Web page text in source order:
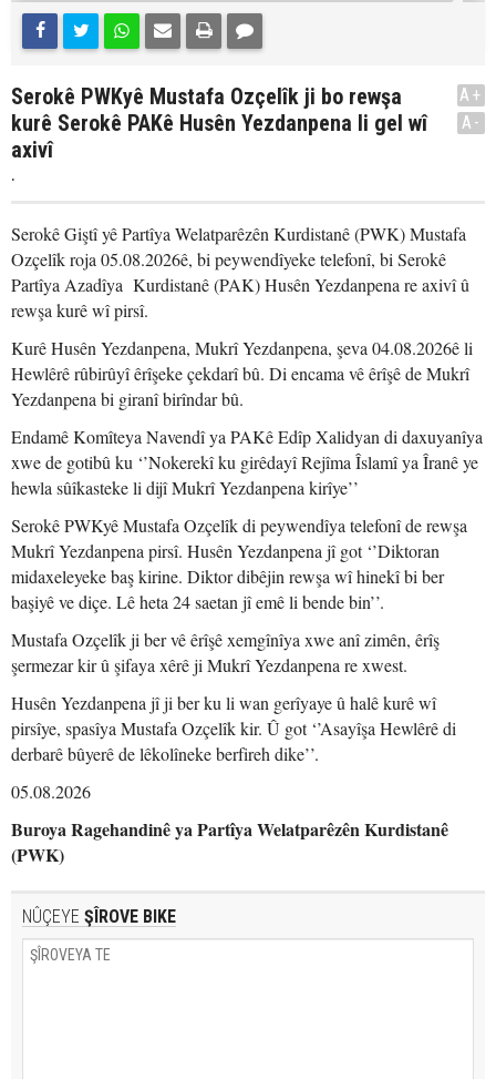
Serokê PWKyê Mustafa Ozçelîk ji bo rewşa
kurê Serokê PAKê Husên Yezdanpena li gel wî
axivî
.
A+
A-
Serokê Giştî yê Partîya Welatparêzên Kurdistanê (PWK) Mustafa
Ozçelîk roja 05.08.2026ê, bi peywendîyeke telefonî, bi Serokê
Partîya Azadîya Kurdistanê (PAK) Husên Yezdanpena re axivî û
rewşa kurê wî pirsî.
Kurê Husên Yezdanpena, Mukrî Yezdanpena, şeva 04.08.2026ê li
Hewlêrê rûbirûyî êrîşeke çekdarî bû. Di encama vê êrîşê de Mukrî
Yezdanpena bi giranî birîndar bû.
Endamê Komîteya Navendî ya PAKê Edîp Xalidyan di daxuyanîya
xwe de gotibû ku ‘’Nokerekî ku girêdayî Rejîma Îslamî ya Îranê ye
hewla sûîkasteke li dijî Mukrî Yezdanpena kirîye’’
Serokê PWKyê Mustafa Ozçelîk di peywendîya telefonî de rewşa
Mukrî Yezdanpena pirsî. Husên Yezdanpena jî got ‘’Diktoran
midaxeleyeke baş kirine. Diktor dibêjin rewşa wî hinekî bi ber
başiyê ve diçe. Lê heta 24 saetan jî emê li bende bin’’.
Mustafa Ozçelîk ji ber vê êrîşê xemgînîya xwe anî zimên, êrîş
şermezar kir û şifaya xêrê ji Mukrî Yezdanpena re xwest.
Husên Yezdanpena jî ji ber ku li wan gerîyaye û halê kurê wî
pirsîye, spasîya Mustafa Ozçelîk kir. Û got ‘’Asayîşa Hewlêrê di
derbarê bûyerê de lêkolîneke berfireh dike’’.
05.08.2026
Buroya Ragehandinê ya Partîya Welatparêzên Kurdistanê
(PWK)
NÛÇEYE ŞÎROVE BIKE